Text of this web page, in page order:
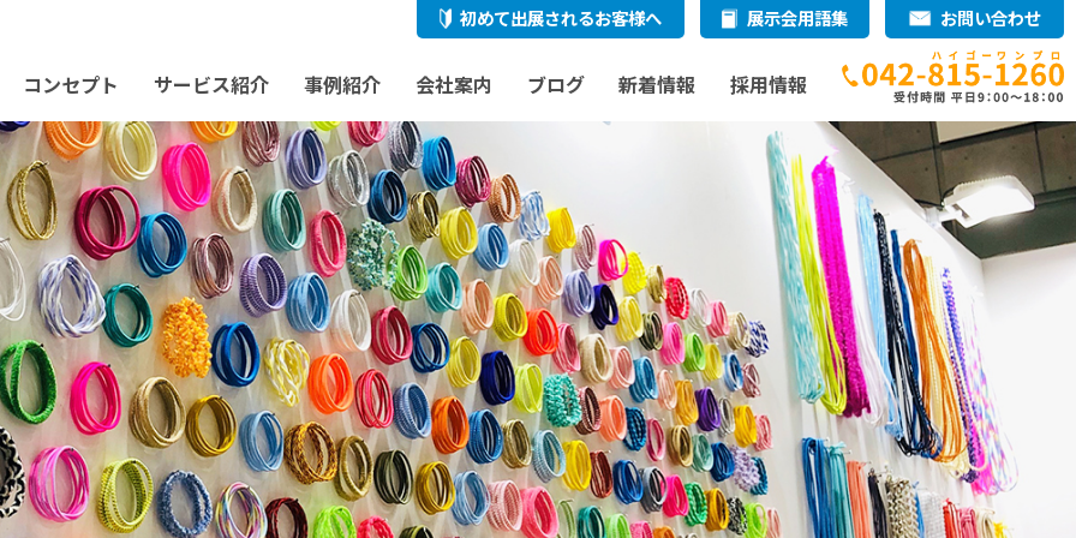
初めて出展されるお客様へ 展示会用語集 お問い合わせ
コンセプト サービス紹介 事例紹介 会社案内 ブログ 新着情報 採用情報